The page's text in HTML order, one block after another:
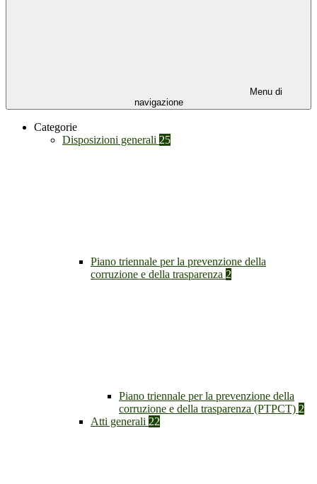
Menu di
navigazione
Categorie
Disposizioni generali 25
Piano triennale per la prevenzione della
corruzione e della trasparenza 2
Piano triennale per la prevenzione della
corruzione e della trasparenza (PTPCT) 2
Atti generali 22